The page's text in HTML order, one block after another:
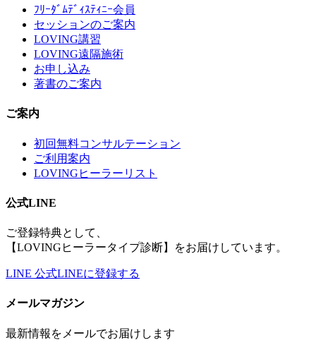
ﾌﾘｰﾀﾞﾑﾃﾞｨｽﾃｨﾆｰ会員
セッションのご案内
LOVING講習
LOVING遠隔施術
お申し込み
著書のご案内
ご案内
初回無料コンサルテーション
ご利用案内
LOVINGヒーラーリスト
公式LINE
ご登録特典として、
【LOVINGヒーラータイプ診断】をお届けしています。
LINE 公式LINEに登録する
メールマガジン
最新情報をメールでお届けします